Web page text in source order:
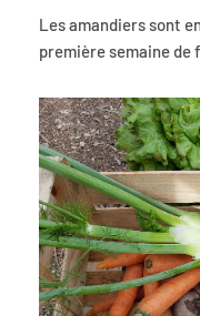
Les amandiers sont
première semaine de